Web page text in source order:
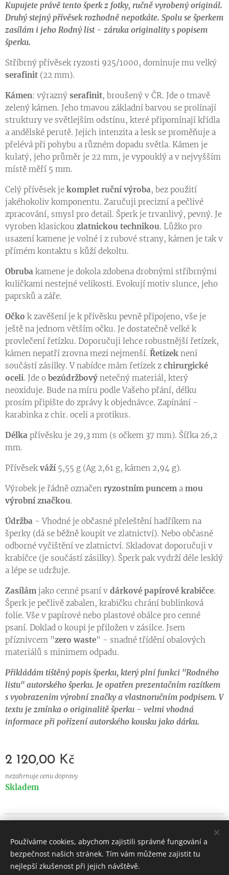
Kupujete právě tento šperk z fotky, ručně vyrobený originál.
Druhý stejný přívěsek rozhodně nepotkáte. Spolu se šperkem
zasílám i jeho Rodný list - záruka originality s popisem
šperku.
Stříbrný přívěsek ryzosti 925/1000, dominuje mu velký
serafinit (22 mm).
Kámen: výrazný serafinit, broušený v ČR. Jde o tmavě
zelený kámen. Jeho tmavou základní barvou se prolínají
struktury ve světlejším odstínu, které připomínají křídla
a andělské perutě. Jejich intenzita a lesk se proměňuje a
přelévá při pohybu a různém dopadu světla. Kámen je
kulatý, jeho průměr je 22 mm, je vypouklý a v nejvyšším
místě měří 5 mm.
Celý přívěsek je komplet ruční výroba, bez použití
jakéhokoliv komponentu. Zaručuji precizní a pečlivé
zpracování, smysl pro detail. Šperk je trvanlivý, pevný. Je
vyroben klasickou zlatnickou technikou. Lůžko pro
usazení kamene je volné i z rubové strany, kámen je tak v
přímém kontaktu s kůží dekoltu.
Obruba kamene je dokola zdobena drobnými stříbrnými
kuličkami nestejné velikosti. Evokují motiv slunce, jeho
paprsků a záře.
Očko k zavěšení je k přívěsku pevně připojeno, vše je
ještě na jednom větším očku. Je dostatečně velké k
provlečení řetízku. Doporučuji lehce robustnější řetízek,
kámen nepatří zrovna mezi nejmenší. Řetízek není
součástí zásilky. V nabídce mám řetízek z chirurgické
oceli. Jde o bezúdržbový netečný materiál, který
neoxiduje. Bude na míru podle Vašeho přání, délku
prosím připište do zprávy k objednávce. Zapínání -
karabinka z chir. oceli a protikus.
Délka přívěsku je 29,3 mm (s očkem 37 mm). Šířka 26,2
mm.
Přívěsekváží 5,55 g (Ag 2,61 g, kámen 2,94 g).
Výrobek je řádně označen ryzostním puncem a mou
výrobní značkou.
Údržba - Vhodné je občasné přeleštění hadříkem na
šperky (dá se běžně koupit ve zlatnictví). Nebo občasné
odborné vyčištění ve zlatnictví. Skladovat doporučuji v
krabičce (je součástí zásilky). Šperk pak vydrží déle lesklý
a lépe se udržuje.
Zasílám jako cenné psaní v dárkové papírové krabičce.
Šperk je pečlivě zabalen, krabičku chrání bublinková
folie. Vše v papírové nebo plastové obálce pro cenné
psaní. Doklad o koupi je přiložen v zásilce. Jsem
příznivcem "zero waste" - snadné třídění obalových
materiálů s minimem odpadu.
Přikládám tištěný popis šperku, který plní funkci "Rodného
listu" autorského šperku. Je opatřen prezentačním razítkem
s vyobrazením výrobní značky a vlastnoručním podpisem. V
textu je zmínka o originalitě šperku - velmi vhodná
informace při pořízení autorského kousku jako dárku.
2 120,00 Kč
nezahrnuje cenu dopravy
Skladem
Vytvořeno službouWebnode Cookies
Používáme cookies, abychom zajistili správné fungování a
bezpečnost našich stránek. Tím vám můžeme zajistit tu
nejlepší zkušenost při jejich návštěvě.